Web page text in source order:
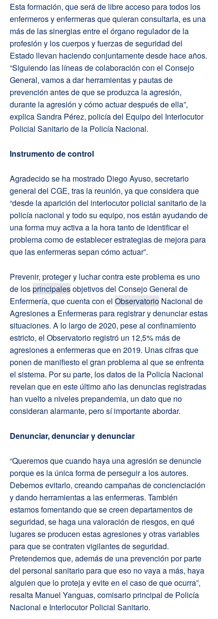
Esta formación, que será de libre acceso para todos los
enfermeros y enfermeras que quieran consultarla, es una
más de las sinergias entre el órgano regulador de la
profesión y los cuerpos y fuerzas de seguridad del
Estado llevan haciendo conjuntamente desde hace años.
“Siguiendo las líneas de colaboración con el Consejo
General, vamos a dar herramientas y pautas de
prevención antes de que se produzca la agresión,
durante la agresión y cómo actuar después de ella”,
explica Sandra Pérez, policía del Equipo del Interlocutor
Policial Sanitario de la Policía Nacional.
Instrumento de control
Agradecido se ha mostrado Diego Ayuso, secretario
general del CGE, tras la reunión, ya que considera que
“desde la aparición del interlocutor policial sanitario de la
policía nacional y todo su equipo, nos están ayudando de
una forma muy activa a la hora tanto de identificar el
problema como de establecer estrategias de mejora para
que las enfermeras sepan cómo actuar”.
Prevenir, proteger y luchar contra este problema es uno
de losprincipalesobjetivos del Consejo General de
Enfermería, que cuenta con el Observatorio Nacional de
Agresiones a Enfermeras para registrar y denunciar estas
situaciones. A lo largo de 2020, pese al confinamiento
estricto, el Observatorio registró un 12,5% más de
agresiones a enfermeras que en 2019. Unas cifras que
ponen de manifiesto el gran problema al que se enfrenta
el sistema. Por su parte, los datos de la Policía Nacional
revelan que en este último año las denuncias registradas
han vuelto a niveles prepandemia, un dato que no
consideran alarmante, pero sí importante abordar.
Denunciar, denunciar y denunciar
“Queremos que cuando haya una agresión se denuncie
porque es la única forma de perseguir a los autores.
Debemos evitarlo, creando campañas de concienciación
y dando herramientas a las enfermeras. También
estamos fomentando que se creen departamentos de
seguridad, se haga una valoración de riesgos, en qué
lugares se producen estas agresiones y otras variables
para que se contraten vigilantes de seguridad.
Pretendemos que, además de una prevención por parte
del personal sanitario para que eso no vaya a más, haya
alguien que lo proteja y evite en el caso de que ocurra”,
resalta Manuel Yanguas, comisario principal de Policía
Nacional e Interlocutor Policial Sanitario.